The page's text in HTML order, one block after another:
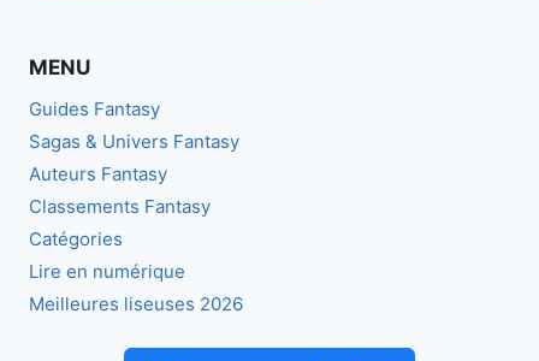
MENU
Guides Fantasy
Sagas & Univers Fantasy
Auteurs Fantasy
Classements Fantasy
Catégories
Lire en numérique
Meilleures liseuses 2026